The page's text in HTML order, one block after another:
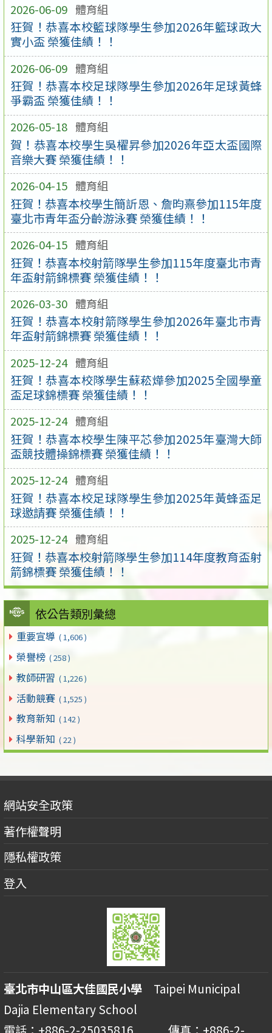
2026-06-09 體育組
狂賀！恭喜本校籃球隊學生參加2026年籃球政大
實小盃 榮獲佳績！！
2026-06-09 體育組
狂賀！恭喜本校足球隊學生參加2026年足球黃蜂
爭霸盃 榮獲佳績！！
2026-05-18 體育組
賀！恭喜本校學生吳櫂昇參加2026年亞太盃國際
音樂大賽 榮獲佳績！！
2026-04-15 體育組
狂賀！恭喜本校學生簡訢恩、詹昀熹參加115年度
臺北市青年盃分齡游泳賽 榮獲佳績！！
2026-04-15 體育組
狂賀！恭喜本校射箭隊學生參加115年度臺北市青
年盃射箭錦標賽 榮獲佳績！！
2026-03-30 體育組
狂賀！恭喜本校射箭隊學生參加2026年臺北市青
年盃射箭錦標賽 榮獲佳績！！
2025-12-24 體育組
狂賀！恭喜本校隊學生蘇菘燁參加2025全國學童
盃足球錦標賽 榮獲佳績！！
2025-12-24 體育組
狂賀！恭喜本校學生陳平芯參加2025年臺灣大師
盃競技體操錦標賽 榮獲佳績！！
2025-12-24 體育組
狂賀！恭喜本校足球隊學生參加2025年黃蜂盃足
球邀請賽 榮獲佳績！！
2025-12-24 體育組
狂賀！恭喜本校射箭隊學生參加114年度教育盃射
箭錦標賽 榮獲佳績！！
依公告類別彙總
重要宣導 ( 1,606 )
榮譽榜 ( 258 )
教師研習 ( 1,226 )
活動競賽 ( 1,525 )
教育新知 ( 142 )
科學新知 ( 22 )
網站安全政策
著作權聲明
隱私權政策
登入
臺北市中山區大佳國民小學 Taipei Municipal
Dajia Elementary School